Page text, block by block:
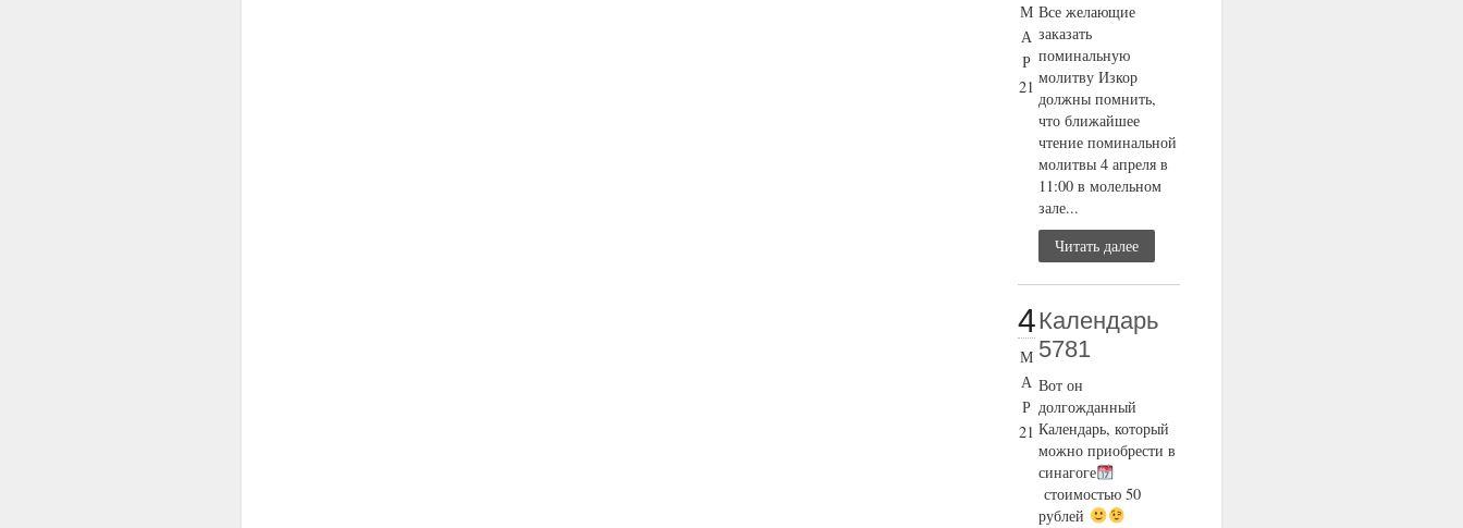
М
А
Р
21
Все желающие
заказать
поминальную
молитву Изкор
должны помнить,
что ближайшее
чтение поминальной
молитвы 4 апреля в
11:00 в молельном
зале...
Читать далее
4
М
А
Р
21
Календарь
5781
Вот он
долгожданный
Календарь, который
можно приобрести в
синагоге
стоимостью 50
рублей